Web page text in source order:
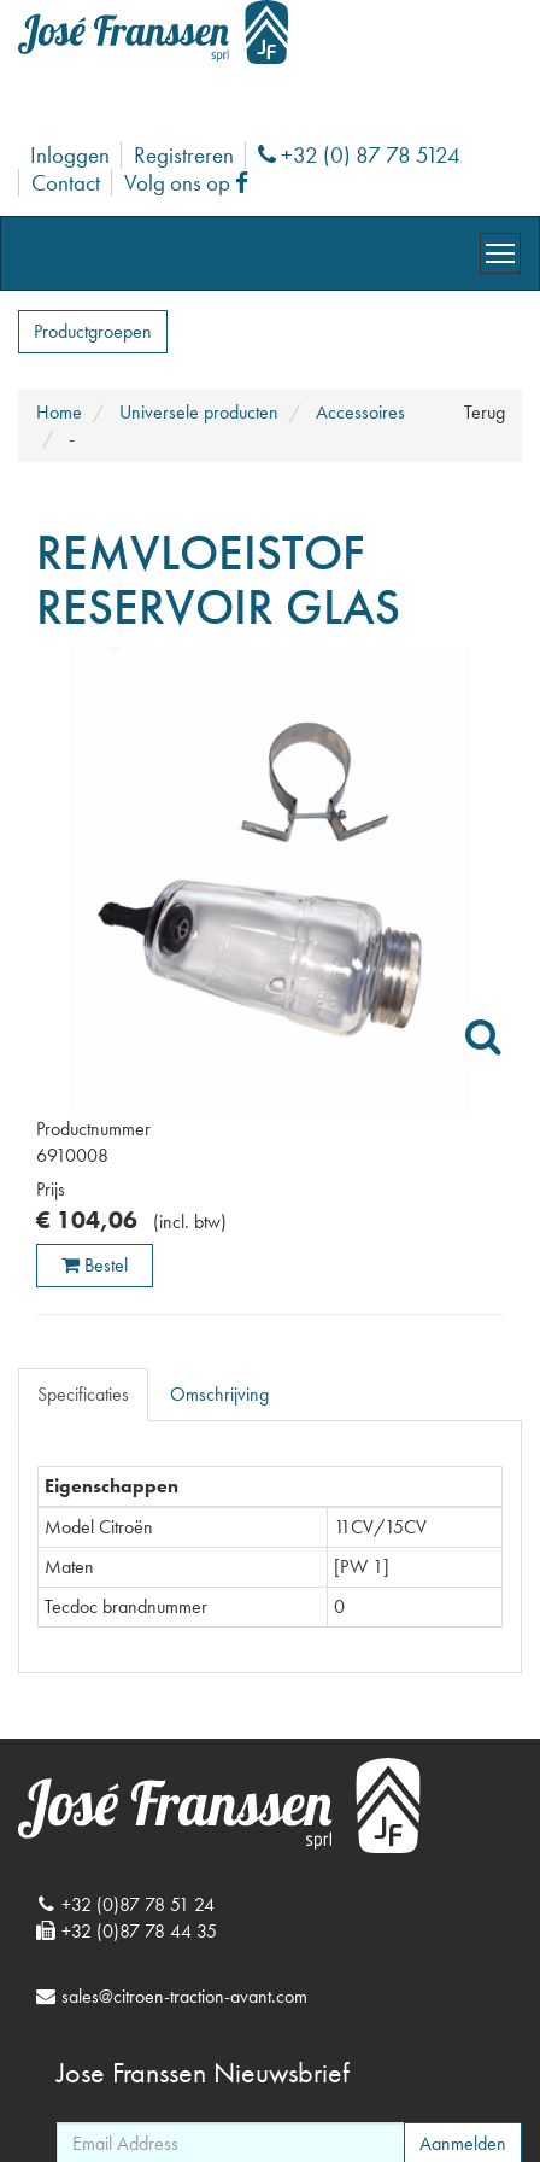
Inloggen Registreren Phone
+32 (0) 87 78 5124
Contact
Volg ons op Facebook
Productgroepen
Terug
Home Universele producten
Accessoires
-
REMVLOEISTOF
RESERVOIR GLAS
Productnummer
6910008
Prijs
€ 104,06 (incl. btw)
Bestel
Specificaties Omschrijving
Eigenschappen
Model Citroën
11CV/15CV
Maten
[PW 1]
Tecdoc brandnummer
0
+32 (0)87 78 51 24
+32 (0)87 78 44 35
sales@citroen-traction-avant.com
Jose Franssen Nieuwsbrief